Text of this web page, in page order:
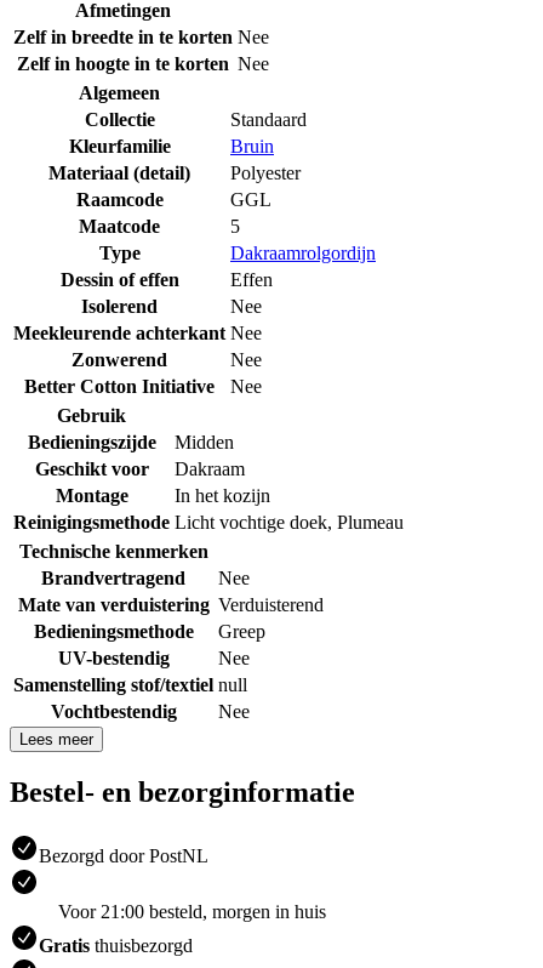
Afmetingen
Zelf in breedte in te korten Nee
Zelf in hoogte in te korten Nee
Algemeen
Collectie
Standaard
Kleurfamilie
Bruin
Materiaal (detail)
Polyester
Raamcode
GGL
Maatcode
5
Type
Dakraamrolgordijn
Dessin of effen
Effen
Isolerend
Nee
Meekleurende achterkant Nee
Zonwerend
Nee
Better Cotton Initiative
Nee
Gebruik
Bedieningszijde
Midden
Geschikt voor
Dakraam
Montage
In het kozijn
Reinigingsmethode Licht vochtige doek, Plumeau
Technische kenmerken
Brandvertragend
Nee
Mate van verduistering Verduisterend
Bedieningsmethode
Greep
UV-bestendig
Nee
Samenstelling stof/textiel null
Vochtbestendig
Nee
Lees meer
Bestel- en bezorginformatie
Bezorgd door PostNL
Voor 21:00 besteld, morgen in huis
Gratis thuisbezorgd